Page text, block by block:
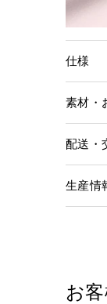
仕様
素材・
配送・
生産情
お